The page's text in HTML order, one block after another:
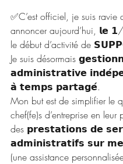
✅C’est officiel, je suis ravie
annoncer aujourd’hui,
le début d’activité de
Je suis désormais
𝗮𝗱𝗺𝗶𝗻𝗶𝘀𝘁𝗿𝗮𝘁𝗶𝘃𝗲
𝗮̀ 𝘁𝗲𝗺𝗽𝘀 𝗽𝗮𝗿𝘁𝗮𝗴𝗲́.
Mon but est de simplifier le
chef(fe)s d’entreprise en leur
des 𝗽𝗿𝗲𝘀𝘁𝗮𝘁𝗶𝗼𝗻𝘀 𝗱𝗲
𝗮𝗱𝗺𝗶𝗻𝗶𝘀𝘁𝗿𝗮𝘁𝗶𝗳𝘀 𝘀𝘂𝗿
(une assistance